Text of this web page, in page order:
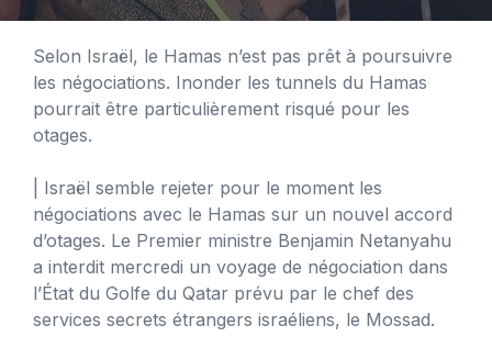
Selon Israël, le Hamas n’est pas prêt à poursuivre
les négociations. Inonder les tunnels du Hamas
pourrait être particulièrement risqué pour les
otages.
| Israël semble rejeter pour le moment les
négociations avec le Hamas sur un nouvel accord
d’otages. Le Premier ministre Benjamin Netanyahu
a interdit mercredi un voyage de négociation dans
l’État du Golfe du Qatar prévu par le chef des
services secrets étrangers israéliens, le Mossad.